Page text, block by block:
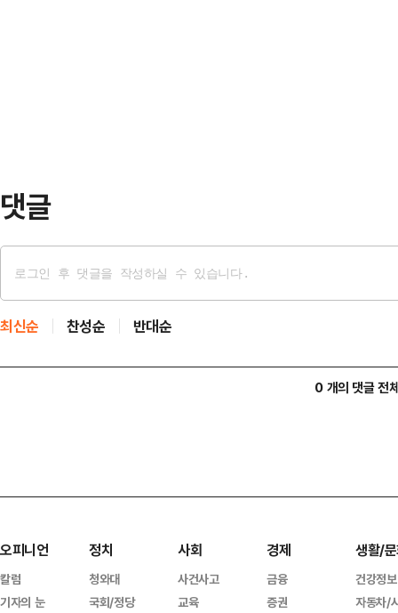
댓글
최신순 찬성순 반대순
0 개의 댓글 전
오피니언
칼럼
기자의 눈
정치
청와대
국회/정당
사회
사건사고
교육
경제
금융
증권
생활/
건강정보
자동차/